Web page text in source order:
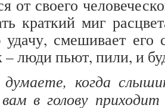
от своего
краткий миг
смешивает
– люди пьют, пили, и
когда
в голову приходит